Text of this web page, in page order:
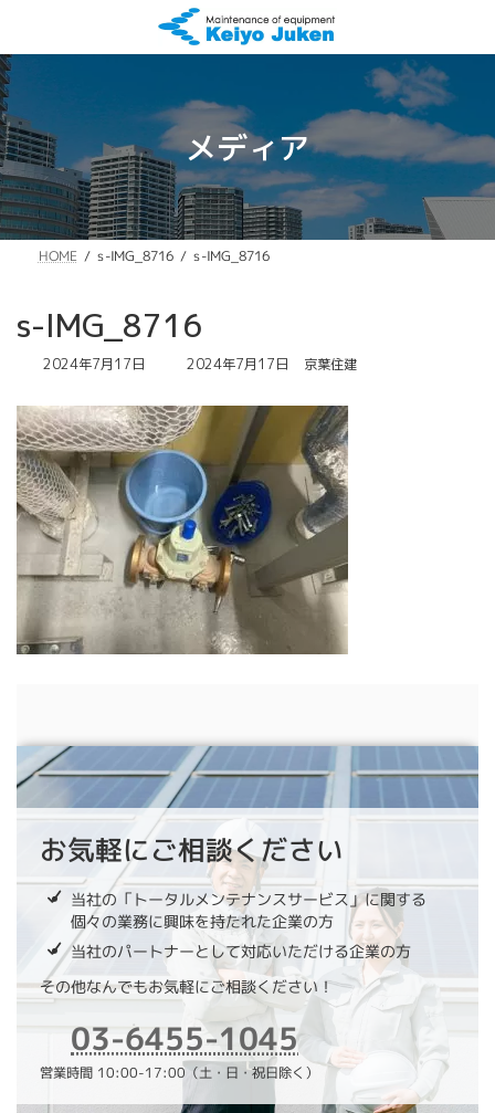
テ
ン
ツ
へ
ス
キ
ッ
プ
ゲ
ー
シ
ョ
ン
に
移
動
メディア
HOME s-IMG_8716 s-IMG_8716
s-IMG_8716
2024年7月17日
最
更
新
時
2024年7月17日 京葉住建
お気軽にご相談ください
当社の「トータルメンテナンスサービス」に関する
個々の業務に興味を持たれた企業の方
当社のパートナーとして対応いただける企業の方
その他なんでもお気軽にご相談ください！
03-6455-1045
営業時間 10:00-17:00（土・日・祝日除く）